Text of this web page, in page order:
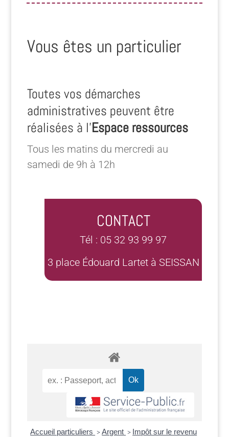
Vous êtes un particulier
Toutes vos démarches
administratives peuvent être
réalisées à l’Espace ressources
Tous les matins du mercredi au
samedi de 9h à 12h
CONTACT
Tél : 05 32 93 99 97
3 place Édouard Lartet à SEISSAN
Accueil particuliers > Argent > Impôt sur le revenu